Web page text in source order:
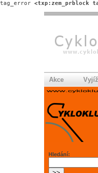
tag_error <txp:zem_prblock
Akce
Hledání: